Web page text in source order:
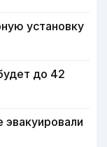
установку
до 42